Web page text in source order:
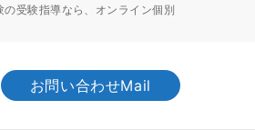
受験指導なら、オンライン個別
お問い合わせMail